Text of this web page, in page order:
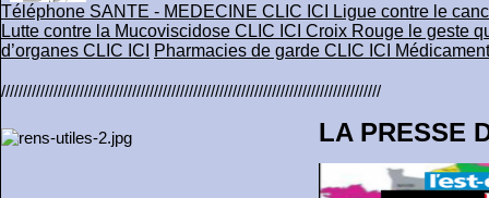
Téléphone SANTE - MEDECINE CLIC ICI
Ligue contre le
Lutte contre la Mucoviscidose CLIC ICI Croix Rouge le geste
d’organes CLIC ICI
Pharmacies de garde CLIC ICI
///////////////////////////////////////////////////////////////////////////////////////
LA PRESSE